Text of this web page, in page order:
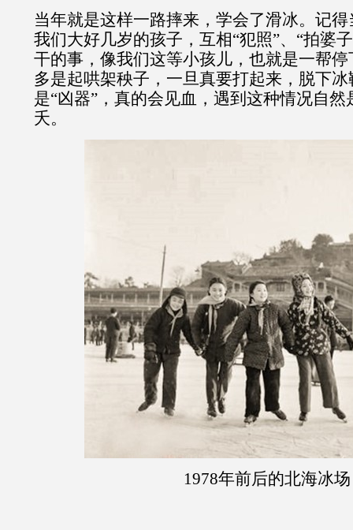
当年就是这样一路摔来，学会了滑冰。记
我们大好几岁的孩子，互相“犯照”、“拍婆
干的事，像我们这等小孩儿，也就是一帮
多是起哄架秧子，一旦真要打起来，脱下
是“凶器”，真的会见血，遇到这种情况自
夭。
1978年前后的北海冰场